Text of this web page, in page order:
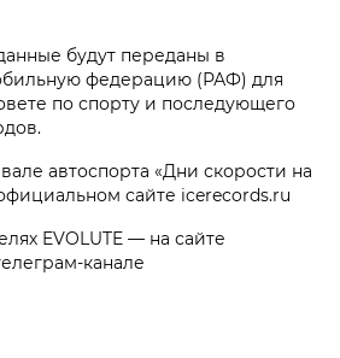
будут переданы в
федерацию (РАФ) для
по спорту и последующего
автоспорта «Дни скорости на
сайте icerecords.ru
EVOLUTE — на сайте
канале